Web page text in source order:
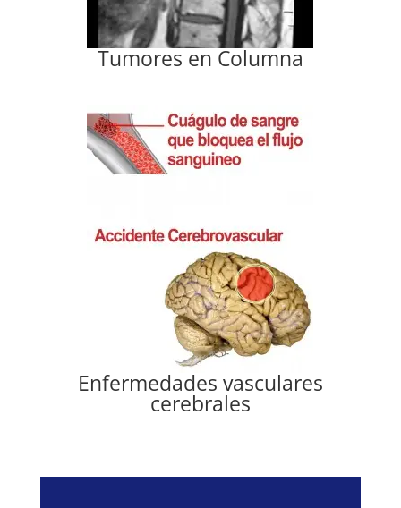
Tumores en Columna
Enfermedades vasculares
cerebrales